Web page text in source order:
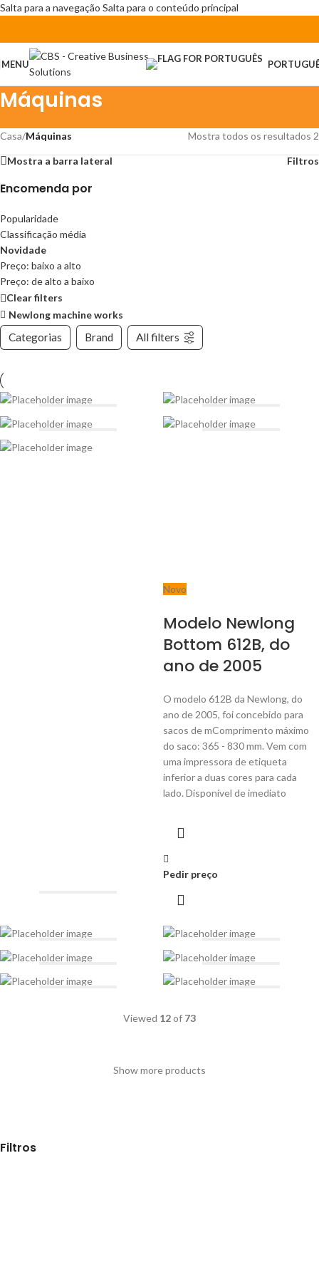
Salta para a navegação Salta para o conteúdo principal
MENU
Máquinas
Filtros
Casa/Máquinas Mostra todos os resultados 2
Mostra a barra lateral Filtros
Encomenda por
Popularidade
Classificação média
Novidade
Preço: baixo a alto
Preço: de alto a baixo
Clear filters
Newlong machine works
Categorias Brand All filters
Novo
Modelo Newlong
Bottom 612B, do
ano de 2005
O modelo 612B da Newlong, do
ano de 2005, foi concebido para
sacos de mComprimento máximo
do saco: 365 - 830 mm. Vem com
uma impressora de etiqueta
inferior a duas cores para cada
lado. Disponível de imediato
Pedir preço
Viewed 12of 73
Show more products